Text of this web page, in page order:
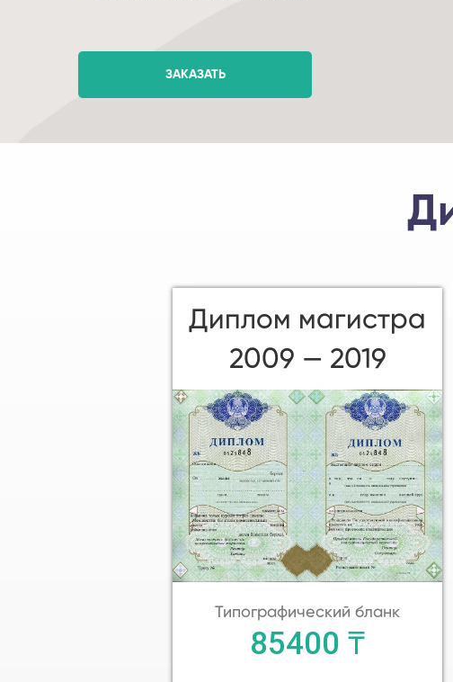
ЗАКАЗАТЬ
Диплом магистра
2009 — 2019
Типографический бланк
85400 ₸